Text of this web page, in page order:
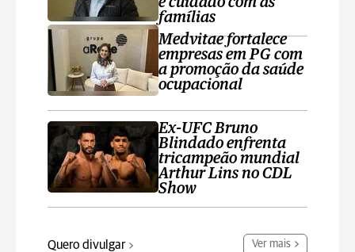
famílias
Medvitae fortalece
empresas em PG com
a promoção da saúde
ocupacional
Ex-UFC Bruno
Blindado enfrenta
tricampeão mundial
Arthur Lins no CDL
Show
Quero divulgar Ver mais